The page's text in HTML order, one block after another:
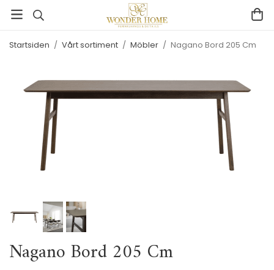
Startsiden / Vårt sortiment / Möbler / Nagano Bord 205 Cm
Nagano Bord 205 Cm